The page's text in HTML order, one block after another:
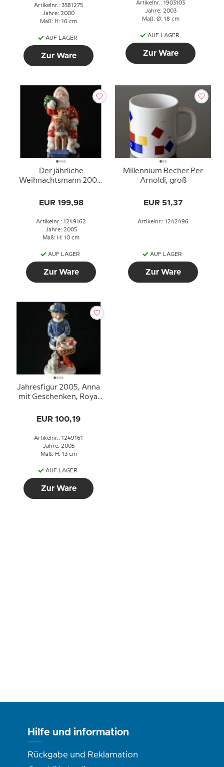
Artikelnr.: 3581275
Jahre: 2000
Maß: H: 16 cm
AUF LAGER
Zur Ware
Artikelnr.: 1903103
Jahre: 2003
Maß: Ø: 18 cm
AUF LAGER
Zur Ware
Der jährliche
Weihnachtsmann 2005,
auf dem Schaukelpferd,
EUR 199,98
Artikelnr.: 1249162
Jahre: 2005
Maß: H: 10 cm
AUF LAGER
Zur Ware
Millennium Becher Per
Arnoldi, groß
EUR 51,37
Artikelnr.: 1242496
AUF LAGER
Zur Ware
Jahresfigur 2005, Anna
mit Geschenken, Royal
EUR 100,19
Artikelnr.: 1249161
Jahre: 2005
Maß: H: 13 cm
AUF LAGER
Zur Ware
Hilfe und information
Rückgabe und Reklamation